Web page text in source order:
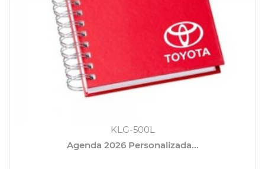
KLG-500L
Agenda 2026 Personalizada...